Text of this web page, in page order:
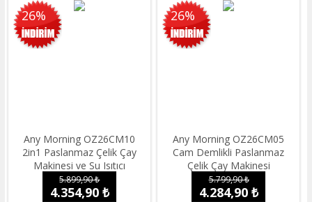
26%
Any Morning OZ26CM10
2in1 Paslanmaz Çelik Çay
Makinesi ve Su Isıtıcı
5.899,90 ₺
4.354,90 ₺
26%
Any Morning OZ26CM05
Cam Demlikli Paslanmaz
Çelik Çay Makinesi
5.799,90 ₺
4.284,90 ₺